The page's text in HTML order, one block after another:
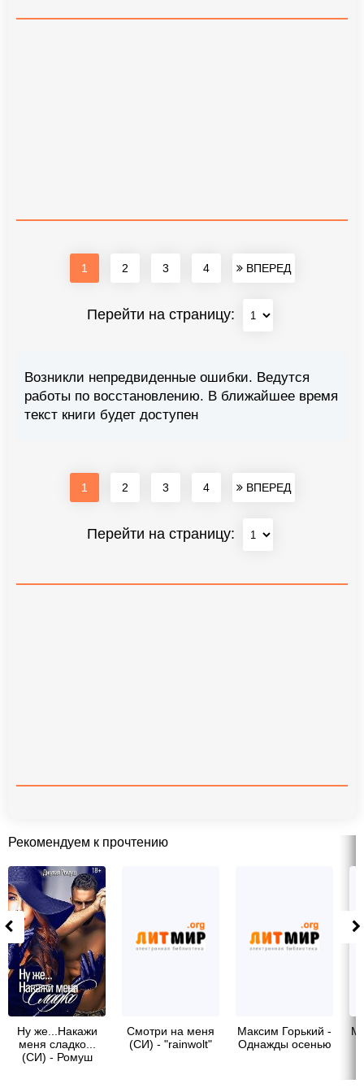
1 2 3 4 ВПЕРЕД
Перейти на страницу:
Возникли непредвиденные ошибки. Ведутся
работы по восстановлению. В ближайшее время
текст книги будет доступен
1 2 3 4 ВПЕРЕД
Перейти на страницу:
Рекомендуем к прочтению
Ну же...Накажи
меня сладко...
(СИ) - Ромуш
Смотри на меня
(СИ) - "rainwolt"
Максим Горький -
Однажды осенью